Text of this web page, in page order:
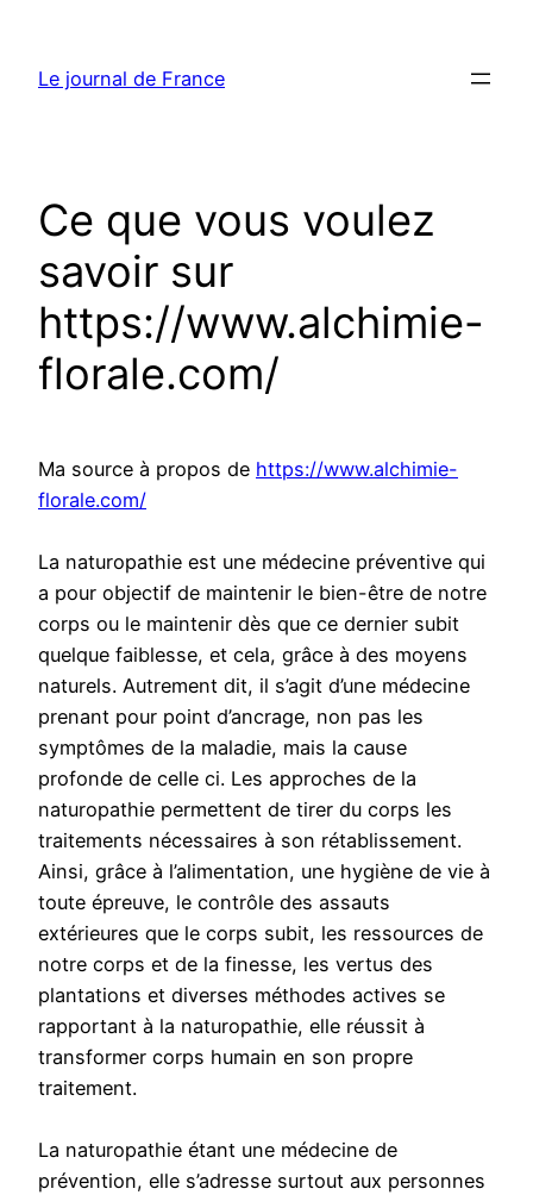
contenu
Le journal de France
Ce que vous voulez
savoir sur
https://www.alchimie-
florale.com/
Ma source à propos de https://www.alchimie-
florale.com/
La naturopathie est une médecine préventive qui
a pour objectif de maintenir le bien-être de notre
corps ou le maintenir dès que ce dernier subit
quelque faiblesse, et cela, grâce à des moyens
naturels. Autrement dit, il s’agit d’une médecine
prenant pour point d’ancrage, non pas les
symptômes de la maladie, mais la cause
profonde de celle ci. Les approches de la
naturopathie permettent de tirer du corps les
traitements nécessaires à son rétablissement.
Ainsi, grâce à l’alimentation, une hygiène de vie à
toute épreuve, le contrôle des assauts
extérieures que le corps subit, les ressources de
notre corps et de la finesse, les vertus des
plantations et diverses méthodes actives se
rapportant à la naturopathie, elle réussit à
transformer corps humain en son propre
traitement.
La naturopathie étant une médecine de
prévention, elle s’adresse surtout aux personnes